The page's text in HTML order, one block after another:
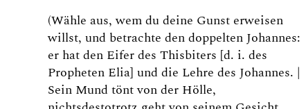
(Wähle aus, wem du deine Gunst erweisen
willst, und betrachte den doppelten Johannes:
er hat den Eifer des Thisbiters [d. i. des
Propheten Elia] und die Lehre des Johannes. |
Sein Mund tönt von der Hölle,